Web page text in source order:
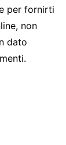
per fornirti
non
dato